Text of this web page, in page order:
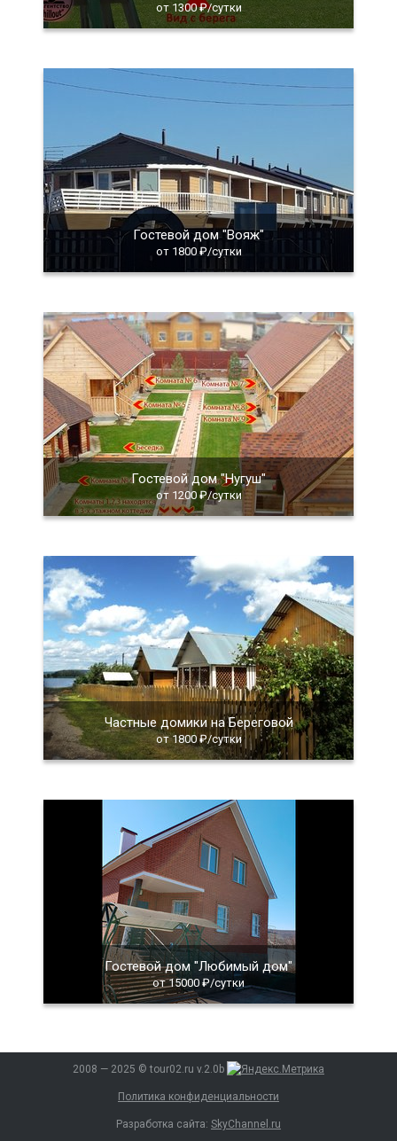
от 1300 ₽/сутки
Гостевой дом "Вояж"
от 1800 ₽/сутки
Гостевой дом "Нугуш"
от 1200 ₽/сутки
Частные домики на Береговой
от 1800 ₽/сутки
Гостевой дом "Любимый дом"
от 15000 ₽/сутки
2008 — 2025 © tour02.ru v.2.0b
Политика конфиденциальности
Разработка сайта: SkyChannel.ru